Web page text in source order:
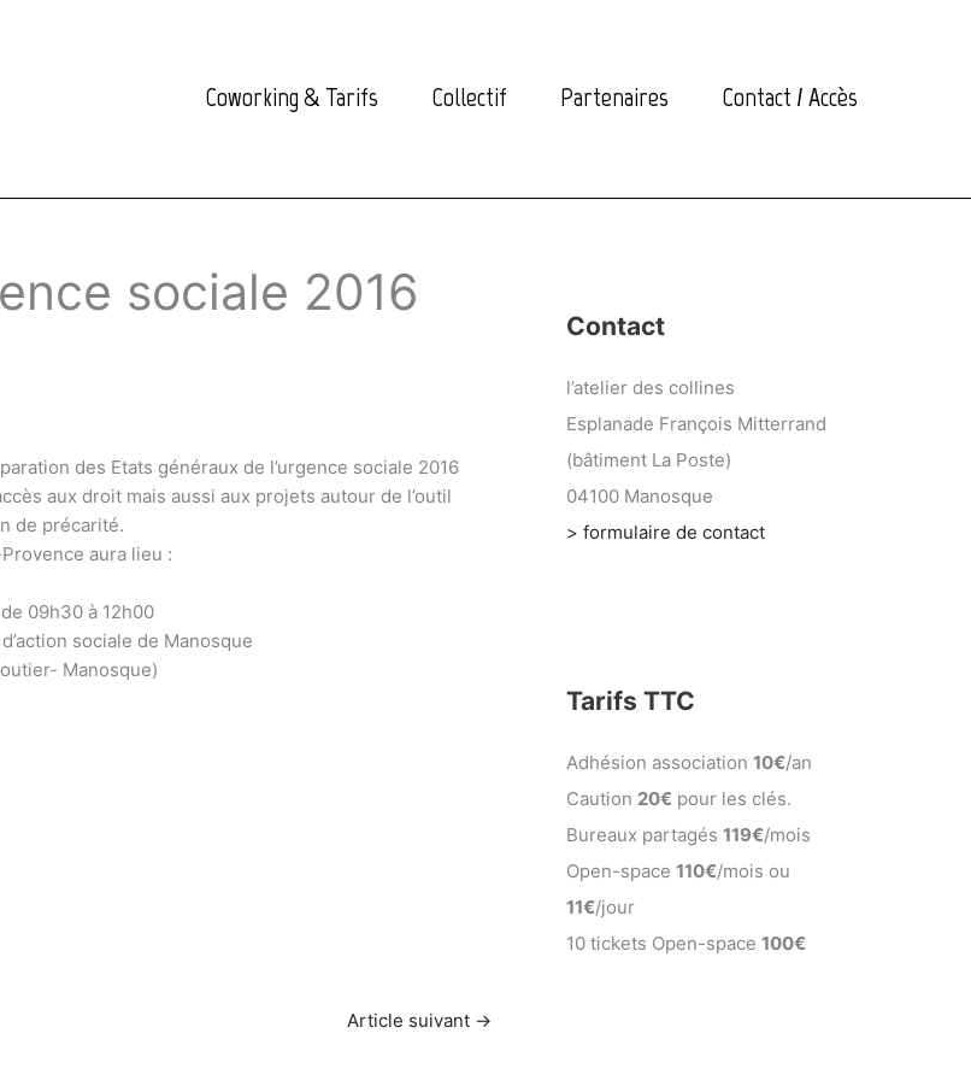
Coworking & Tarifs Collectif Partenaires Contact / Accès
sociale 2016
des Etats généraux de l’urgence sociale 2016
aux droit mais aussi aux projets autour de l’outil
de précarité.
aura lieu :
09h30 à 12h00
sociale de Manosque
Manosque)
Article suivant →
Contact
l’atelier des collines
Esplanade François Mitterrand
(bâtiment La Poste)
04100 Manosque
> formulaire de contact
Tarifs TTC
Adhésion association 10€/an
Caution 20€ pour les clés.
Bureaux partagés 119€/mois
Open-space 110€/mois ou
11€/jour
10 tickets Open-space 100€